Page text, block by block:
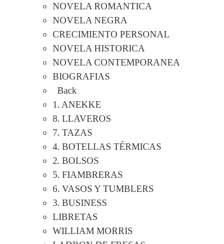
NOVELA ROMANTICA
NOVELA NEGRA
CRECIMIENTO PERSONAL
NOVELA HISTORICA
NOVELA CONTEMPORANEA
BIOGRAFIAS
Back
1. ANEKKE
8. LLAVEROS
7. TAZAS
4. BOTELLAS TÉRMICAS
2. BOLSOS
5. FIAMBRERAS
6. VASOS Y TUMBLERS
3. BUSINESS
LIBRETAS
WILLIAM MORRIS